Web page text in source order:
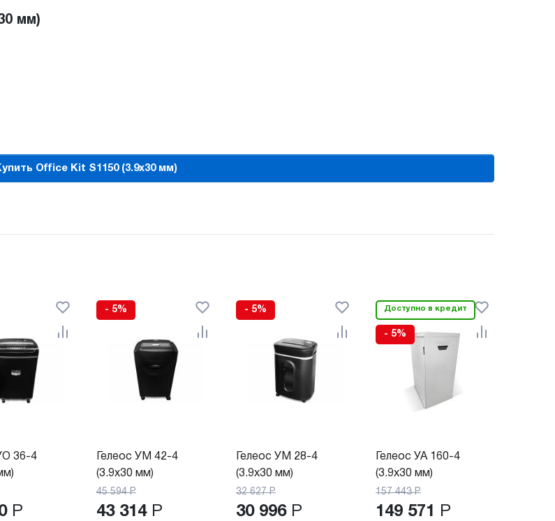
мм)
Office Kit S1150 (3.9x30 мм)
36-4
Р
- 5%
Гелеос УМ 42-4
(3.9x30 мм)
45 594 Р
43 314 Р
- 5%
Гелеос УМ 28-4
(3.9x30 мм)
32 627 Р
30 996 Р
Доступно в кредит
- 5%
Гелеос УА 160-4
(3.9x30 мм)
157 443 Р
149 571 Р